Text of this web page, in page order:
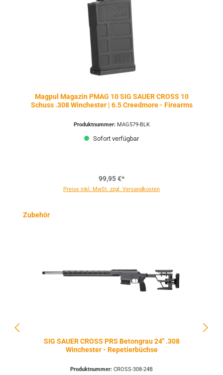
Magpul Magazin PMAG 10 SIG SAUER CROSS 10
Schuss .308 Winchester | 6.5 Creedmore - Firearms
Produktnummer: MAG579-BLK
Sofort verfügbar
99,95 €*
Preise inkl. MwSt. zzgl. Versandkosten
Produktgalerie überspringen
Zubehör
SIG SAUER CROSS PRS Betongrau 24'' .308
Winchester - Repetierbüchse
Produktnummer: CROSS-308-24B